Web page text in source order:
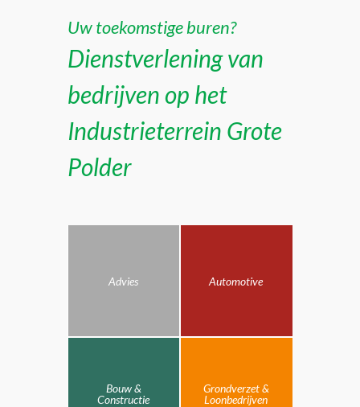
Uw toekomstige buren?
Dienstverlening van
bedrijven op het
Industrieterrein Grote
Polder
Advies Automotive
Bouw &
Constructie
Grondverzet &
Loonbedrijven